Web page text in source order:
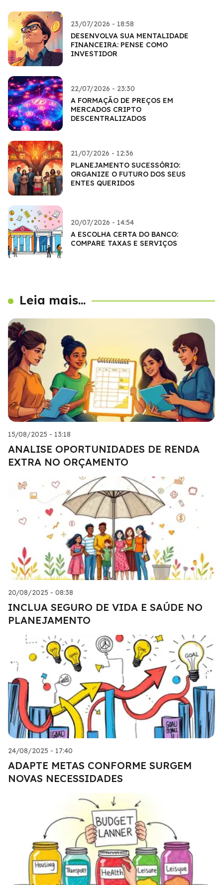
23/07/2026 - 18:58
DESENVOLVA SUA MENTALIDADE
FINANCEIRA: PENSE COMO
INVESTIDOR
22/07/2026 - 23:30
A FORMAÇÃO DE PREÇOS EM
MERCADOS CRIPTO
DESCENTRALIZADOS
21/07/2026 - 12:36
PLANEJAMENTO SUCESSÓRIO:
ORGANIZE O FUTURO DOS SEUS
ENTES QUERIDOS
20/07/2026 - 14:54
A ESCOLHA CERTA DO BANCO:
COMPARE TAXAS E SERVIÇOS
Leia mais...
15/08/2025 - 13:18
ANALISE OPORTUNIDADES DE RENDA
EXTRA NO ORÇAMENTO
20/08/2025 - 08:38
INCLUA SEGURO DE VIDA E SAÚDE NO
PLANEJAMENTO
24/08/2025 - 17:40
ADAPTE METAS CONFORME SURGEM
NOVAS NECESSIDADES